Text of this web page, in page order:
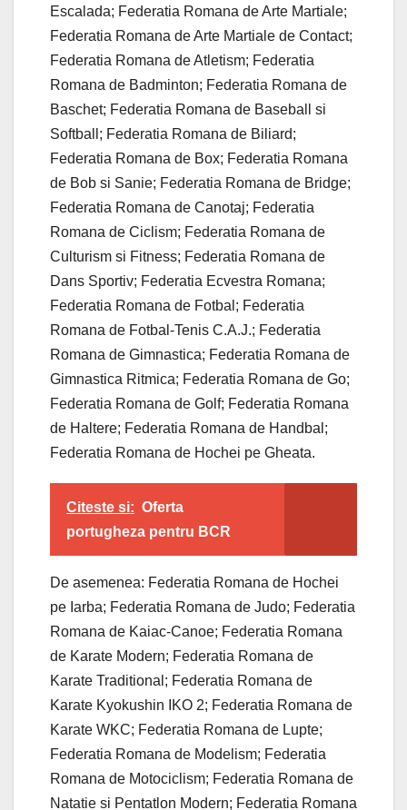
Escalada; Federatia Romana de Arte Martiale;
Federatia Romana de Arte Martiale de Contact;
Federatia Romana de Atletism; Federatia
Romana de Badminton; Federatia Romana de
Baschet; Federatia Romana de Baseball si
Softball; Federatia Romana de Biliard;
Federatia Romana de Box; Federatia Romana
de Bob si Sanie; Federatia Romana de Bridge;
Federatia Romana de Canotaj; Federatia
Romana de Ciclism; Federatia Romana de
Culturism si Fitness; Federatia Romana de
Dans Sportiv; Federatia Ecvestra Romana;
Federatia Romana de Fotbal; Federatia
Romana de Fotbal-Tenis C.A.J.; Federatia
Romana de Gimnastica; Federatia Romana de
Gimnastica Ritmica; Federatia Romana de Go;
Federatia Romana de Golf; Federatia Romana
de Haltere; Federatia Romana de Handbal;
Federatia Romana de Hochei pe Gheata.
Citeste si: Oferta
portugheza pentru BCR
De asemenea: Federatia Romana de Hochei
pe Iarba; Federatia Romana de Judo; Federatia
Romana de Kaiac-Canoe; Federatia Romana
de Karate Modern; Federatia Romana de
Karate Traditional; Federatia Romana de
Karate Kyokushin IKO 2; Federatia Romana de
Karate WKC; Federatia Romana de Lupte;
Federatia Romana de Modelism; Federatia
Romana de Motociclism; Federatia Romana de
Natatie si Pentatlon Modern; Federatia Romana